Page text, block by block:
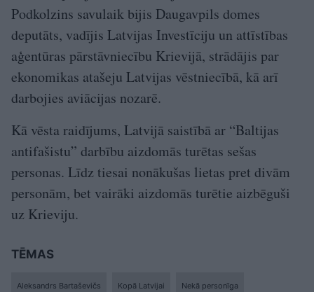
Podkolzins savulaik bijis Daugavpils domes
deputāts, vadījis Latvijas Investīciju un attīstības
aģentūras pārstāvniecību Krievijā, strādājis par
ekonomikas atašeju Latvijas vēstniecībā, kā arī
darbojies aviācijas nozarē.
Kā vēsta raidījums, Latvijā saistībā ar “Baltijas
antifašistu” darbību aizdomās turētas sešas
personas. Līdz tiesai nonākušas lietas pret divām
personām, bet vairāki aizdomās turētie aizbēguši
uz Krieviju.
TĒMAS
Aleksandrs Bartaševičs Kopā Latvijai Nekā personīga